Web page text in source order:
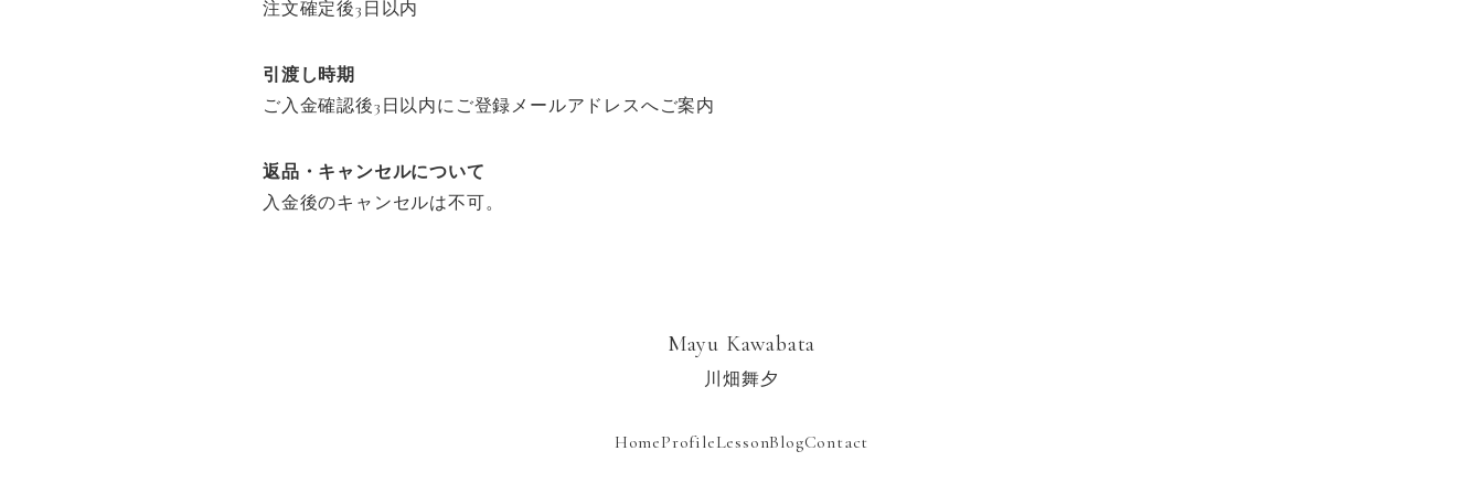
注文確定後3日以内
引渡し時期
ご入金確認後3日以内にご登録メールアドレスへご案内
返品・キャンセルについて
入金後のキャンセルは不可。
Mayu Kawabata
川畑舞夕
HomeProfileLessonBlogContact